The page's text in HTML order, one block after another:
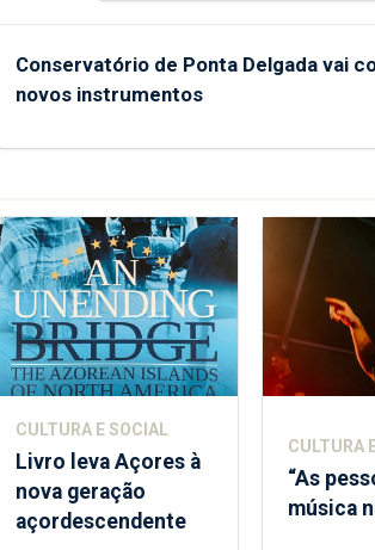
Conservatório de Ponta Delgada vai
novos instrumentos
CULTURA E SOCIAL
Livro leva Açores à
nova geração
açordescendente
CULTURA
“As
música